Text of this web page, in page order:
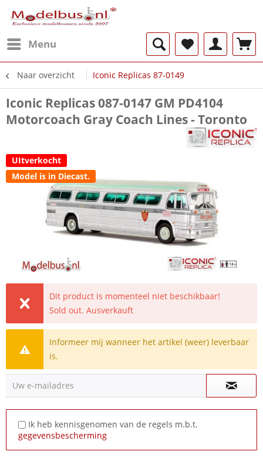
Menu
Naar overzicht Iconic Replicas 87-0149
Iconic Replicas 087-0147 GM PD4104
Motorcoach Gray Coach Lines - Toronto
UItverkocht
Model is in Diecast.
Dit product is momenteel niet beschikbaar!
Sold out. Ausverkauft
Informeer mij wanneer het artikel (weer) leverbaar
is.
Uw e-mailadres
Ik heb kennisgenomen van de regels m.b.t.
gegevensbescherming